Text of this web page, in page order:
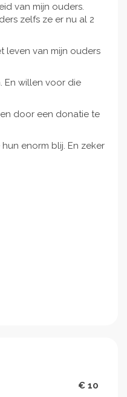
van mijn ouders.
zelfs ze er nu al 2
leven van mijn ouders
En willen voor die
door een donatie te
enorm blij. En zeker
€ 10